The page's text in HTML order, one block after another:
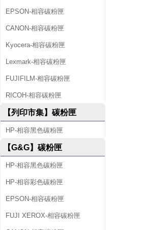
EPSON-相容碳粉匣
CANON-相容碳粉匣
Kyocera-相容碳粉匣
Lexmark-相容碳粉匣
FUJIFILM-相容碳粉匣
RICOH-相容碳粉匣
【列印市集】碳粉匣
HP-相容黑色碳粉匣
【G&G】碳粉匣
HP-相容黑色碳粉匣
HP-相容彩色碳粉匣
EPSON-相容碳粉匣
FUJI XEROX-相容碳粉匣